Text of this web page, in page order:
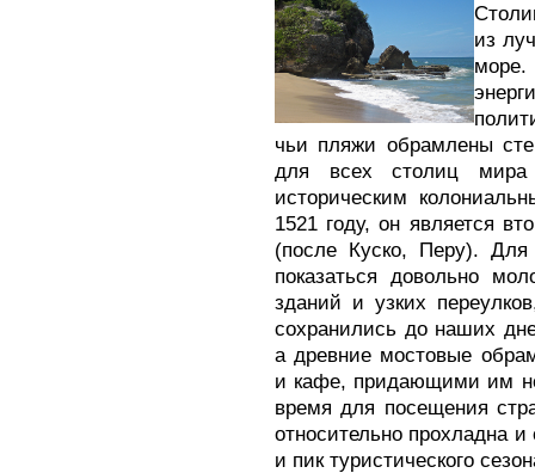
из
море.
чьи пляжи обрамлены
для всех столиц мира
историческим
1521 году, он является
(после Куско, Перу). Для
показаться довольно
зданий и узких
сохранились до наших
а древние мостовые
и кафе, придающими им
время для посещения
относительно прохладна
и пик туристического